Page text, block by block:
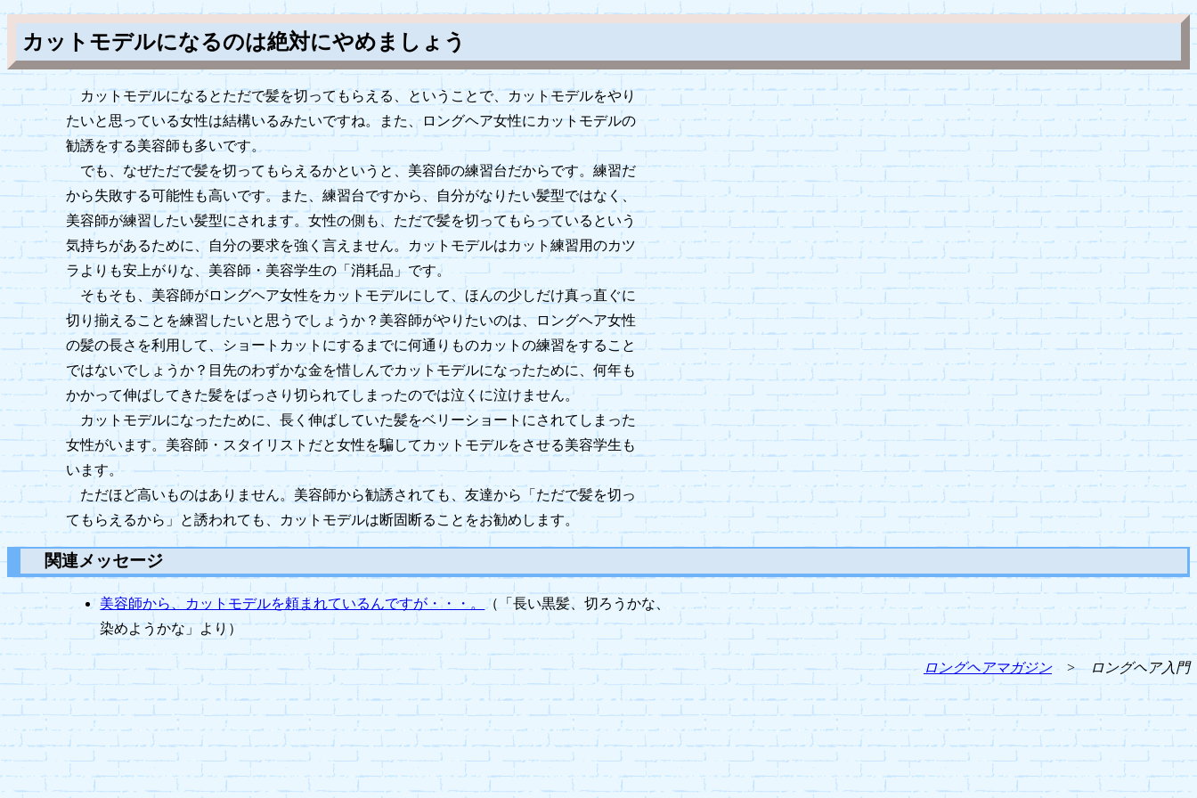
カットモデルになるのは絶対にやめましょう
カットモデルになるとただで髪を切ってもらえる、ということで、カットモデルをやり
たいと思っている女性は結構いるみたいですね。また、ロングヘア女性にカットモデルの
勧誘をする美容師も多いです。
でも、なぜただで髪を切ってもらえるかというと、美容師の練習台だからです。練習だ
から失敗する可能性も高いです。また、練習台ですから、自分がなりたい髪型ではなく、
美容師が練習したい髪型にされます。女性の側も、ただで髪を切ってもらっているという
気持ちがあるために、自分の要求を強く言えません。カットモデルはカット練習用のカツ
ラよりも安上がりな、美容師・美容学生の「消耗品」です。
そもそも、美容師がロングヘア女性をカットモデルにして、ほんの少しだけ真っ直ぐに
切り揃えることを練習したいと思うでしょうか？美容師がやりたいのは、ロングヘア女性
の髪の長さを利用して、ショートカットにするまでに何通りものカットの練習をすること
ではないでしょうか？目先のわずかな金を惜しんでカットモデルになったために、何年も
かかって伸ばしてきた髪をばっさり切られてしまったのでは泣くに泣けません。
カットモデルになったために、長く伸ばしていた髪をベリーショートにされてしまった
女性がいます。美容師・スタイリストだと女性を騙してカットモデルをさせる美容学生も
います。
ただほど高いものはありません。美容師から勧誘されても、友達から「ただで髪を切っ
てもらえるから」と誘われても、カットモデルは断固断ることをお勧めします。
関連メッセージ
美容師から、カットモデルを頼まれているんですが・・・。
（「長い黒髪、切ろうかな、
染めようかな」より）
ロングヘアマガジン> ロングヘア入門